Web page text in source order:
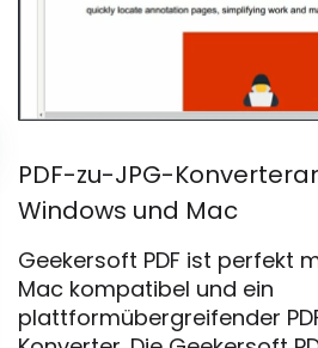
PDF-zu-JPG-
Windows und Mac
Geekersoft PDF ist perfekt
Mac kompatibel und ein
plattformübergreifender